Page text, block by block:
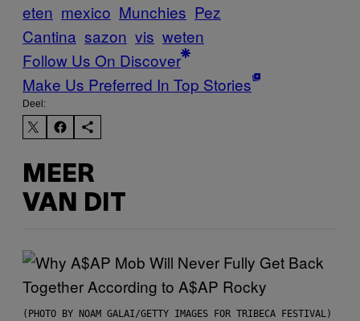
eten mexico Munchies Pez
Cantina sazon vis weten
Follow Us On Discover
Make Us Preferred In Top Stories
Deel:
MEER
VAN DIT
(PHOTO BY NOAM GALAI/GETTY IMAGES FOR TRIBECA FESTIVAL)